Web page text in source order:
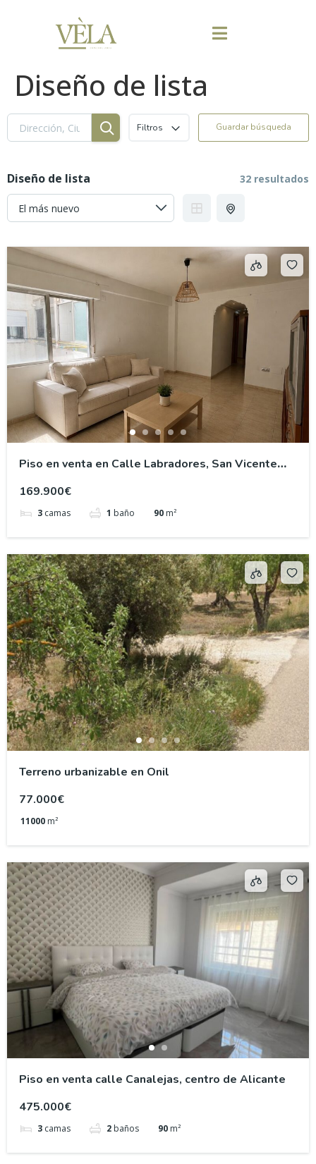
Diseño de lista
Filtros Guardar búsqueda
Diseño de lista 32 resultados
Piso en venta en Calle Labradores, San Vicente
169.900€
3 camas 1 baño 90 m²
Terreno urbanizable en Onil
77.000€
11000 m²
Piso en venta calle Canalejas, centro de Alicante
475.000€
3 camas 2 baños 90 m²